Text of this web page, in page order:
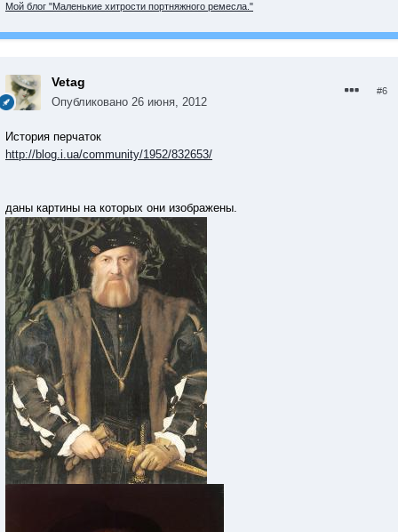
Мой блог "Маленькие хитрости портняжного ремесла."
Vetag
Опубликовано 26 июня, 2012
#6
История перчаток
http://blog.i.ua/community/1952/832653/
даны картины на которых они изображены.